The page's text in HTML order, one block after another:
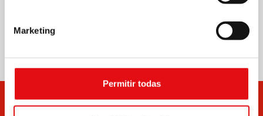
Marketing
Permitir todas